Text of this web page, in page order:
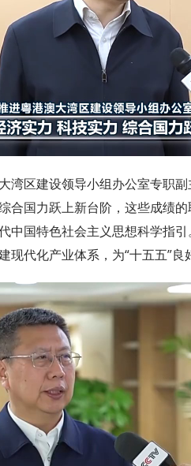
湾区建设领导小组办公室专职
合国力跃上新台阶，这些成绩
中国特色社会主义思想科学指
现代化产业体系，为“十五五”良